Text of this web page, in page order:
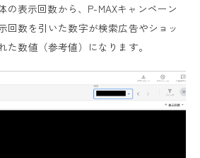
の表示回数から、P-MAXキャンペーン
回数を引いた数字が検索広告やショッ
た数値（参考値）になります。